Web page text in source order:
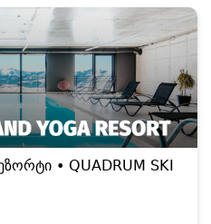
• QUADRUM SKI